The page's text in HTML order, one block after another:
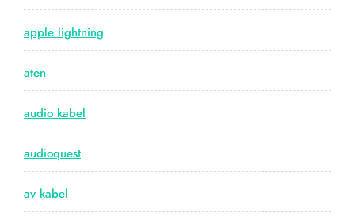
apple lightning
aten
audio kabel
audioquest
av kabel